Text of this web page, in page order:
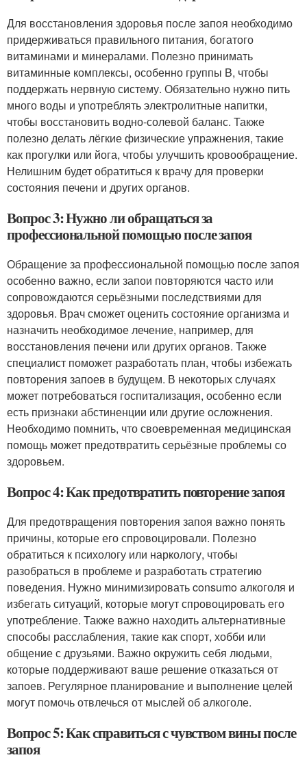
Для восстановления здоровья после запоя необходимо
придерживаться правильного питания, богатого
витаминами и минералами. Полезно принимать
витаминные комплексы, особенно группы B, чтобы
поддержать нервную систему. Обязательно нужно пить
много воды и употреблять электролитные напитки,
чтобы восстановить водно-солевой баланс. Также
полезно делать лёгкие физические упражнения, такие
как прогулки или йога, чтобы улучшить кровообращение.
Нелишним будет обратиться к врачу для проверки
состояния печени и других органов.
Вопрос 3: Нужно ли обращаться за
профессиональной помощью после запоя
Обращение за профессиональной помощью после запоя
особенно важно, если запои повторяются часто или
сопровождаются серьёзными последствиями для
здоровья. Врач сможет оценить состояние организма и
назначить необходимое лечение, например, для
восстановления печени или других органов. Также
специалист поможет разработать план, чтобы избежать
повторения запоев в будущем. В некоторых случаях
может потребоваться госпитализация, особенно если
есть признаки абстиненции или другие осложнения.
Необходимо помнить, что своевременная медицинская
помощь может предотвратить серьёзные проблемы со
здоровьем.
Вопрос 4: Как предотвратить повторение запоя
Для предотвращения повторения запоя важно понять
причины, которые его спровоцировали. Полезно
обратиться к психологу или наркологу, чтобы
разобраться в проблеме и разработать стратегию
поведения. Нужно минимизировать consumo алкоголя и
избегать ситуаций, которые могут спровоцировать его
употребление. Также важно находить альтернативные
способы расслабления, такие как спорт, хобби или
общение с друзьями. Важно окружить себя людьми,
которые поддерживают ваше решение отказаться от
запоев. Регулярное планирование и выполнение целей
могут помочь отвлечься от мыслей об алкоголе.
Вопрос 5: Как справиться с чувством вины после
запоя